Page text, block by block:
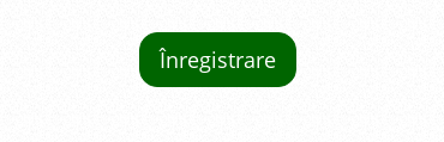
Înregistrare